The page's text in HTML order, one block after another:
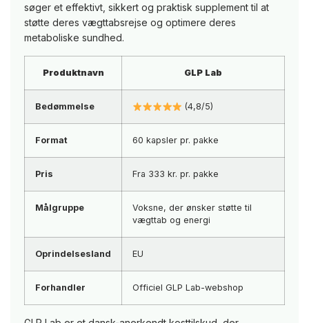
søger et effektivt, sikkert og praktisk supplement til at
støtte deres vægttabsrejse og optimere deres
metaboliske sundhed.
Produktnavn GLP Lab
Bedømmelse (4,8/5)
Format 60 kapsler pr. pakke
Pris Fra 333 kr. pr. pakke
Målgruppe
Voksne, der ønsker støtte til
vægttab og energi
Oprindelsesland EU
Forhandler Officiel GLP Lab-webshop